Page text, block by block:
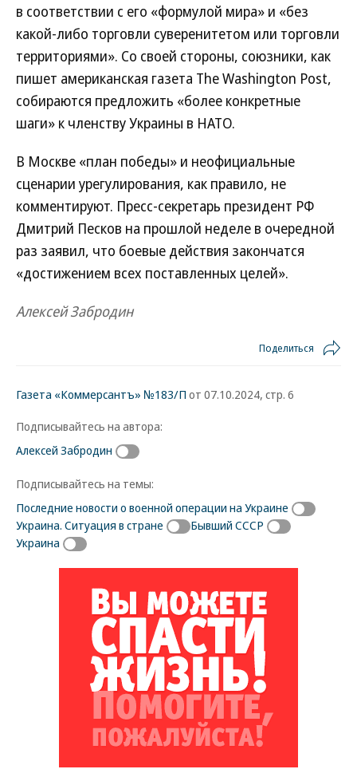
в соответствии с его «формулой мира» и «без
какой-либо торговли суверенитетом или торговли
территориями». Со своей стороны, союзники, как
пишет американская газета The Washington Post,
собираются предложить «более конкретные
шаги» к членству Украины в НАТО.
В Москве «план победы» и неофициальные
сценарии урегулирования, как правило, не
комментируют. Пресс-секретарь президент РФ
Дмитрий Песков на прошлой неделе в очередной
раз заявил, что боевые действия закончатся
«достижением всех поставленных целей».
Алексей Забродин
Поделиться
Газета «Коммерсантъ» №183/П от 07.10.2024, стр. 6
Подписывайтесь на автора:
Алексей Забродин
Подписывайтесь на темы:
Последние новости о военной операции на Украине
Украина. Ситуация в стране
Бывший СССР
Украина